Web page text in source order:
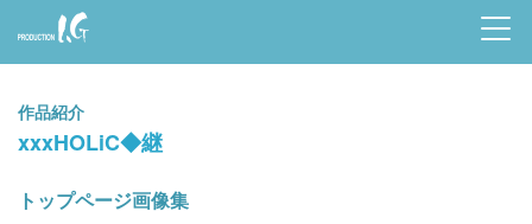
Prod
uctio
n I.G
作品紹介
xxxHOLiC◆継
トップページ画像集